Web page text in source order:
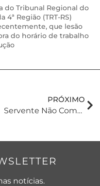
do Tribunal Regional do
4ª Região (TRT-RS)
que lesão
do horário de trabalho
PRÓXIMO
Servente Não Comprova O Chamado “limbo Previdenciário” E Empresa É Absolvida De Pagar Salários Após A Alta De Benefício Do INSS
notícias.